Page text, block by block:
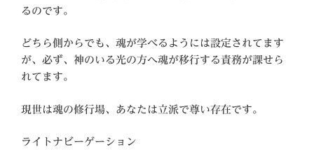
るのです。
どちら側からでも、魂が学べるようには設定されてます
が、必ず、神のいる光の方へ魂が移行する責務が課せら
れてます。
現世は魂の修行場、あなたは立派で尊い存在です。
ライトナビーゲーション